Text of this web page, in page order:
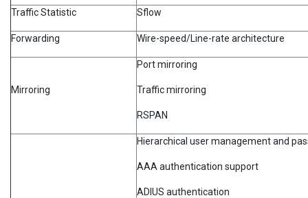
Traffic Statistic Sflow
Forwarding Wire-speed/Line-rate architecture
Mirroring
Port mirroring
Traffic mirroring
RSPAN
Hierarchical user management and
AAA authentication support
ADIUS authentication